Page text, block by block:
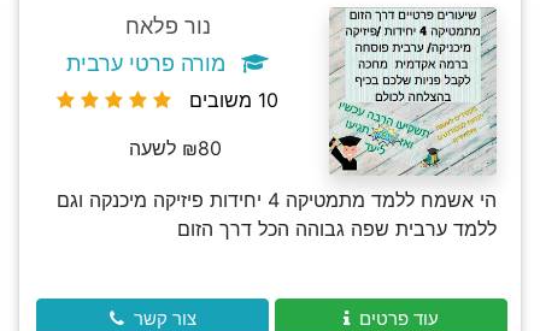
נור פלאח
מורה פרטי ערבית
10 משובים
₪80 לשעה
הי אשמח ללמד מתמטיקה 4 יחידות פיזיקה מיכנקה וגם
ללמד ערבית שפה גבוהה הכל דרך הזום
עוד פרטים צור קשר